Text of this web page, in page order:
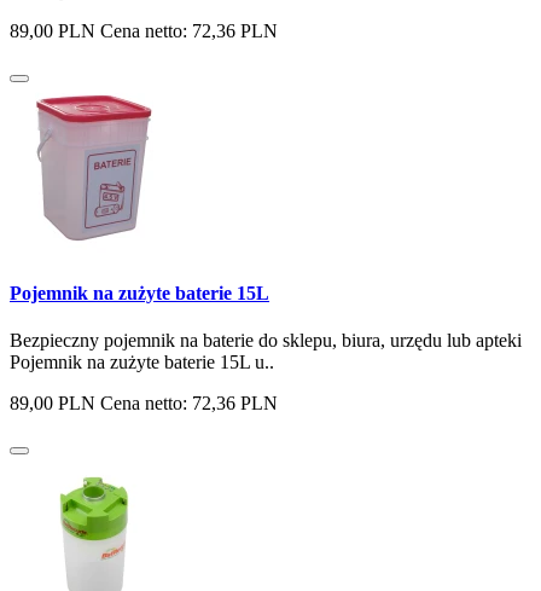
89,00 PLN Cena netto: 72,36 PLN
Pojemnik na zużyte baterie 15L
Bezpieczny pojemnik na baterie do sklepu, biura, urzędu lub apteki
Pojemnik na zużyte baterie 15L u..
89,00 PLN Cena netto: 72,36 PLN